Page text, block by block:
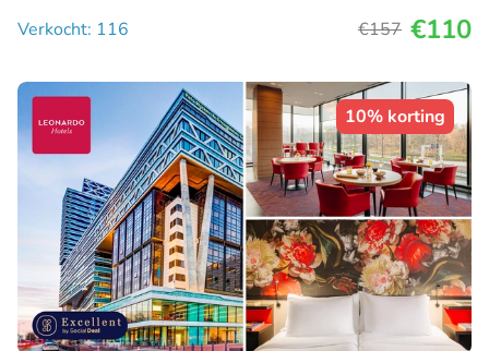
Verkocht: 116
€157 €110
10% korting